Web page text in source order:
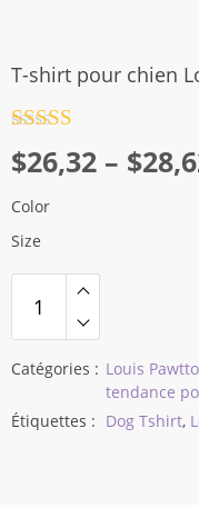
T-shirt pour chien
sur 5
$26,32 – $
Plage
de
prix :
$28,62
Color
Size
Catégories : Louis
tendance
Étiquettes : Dog Tshirt,